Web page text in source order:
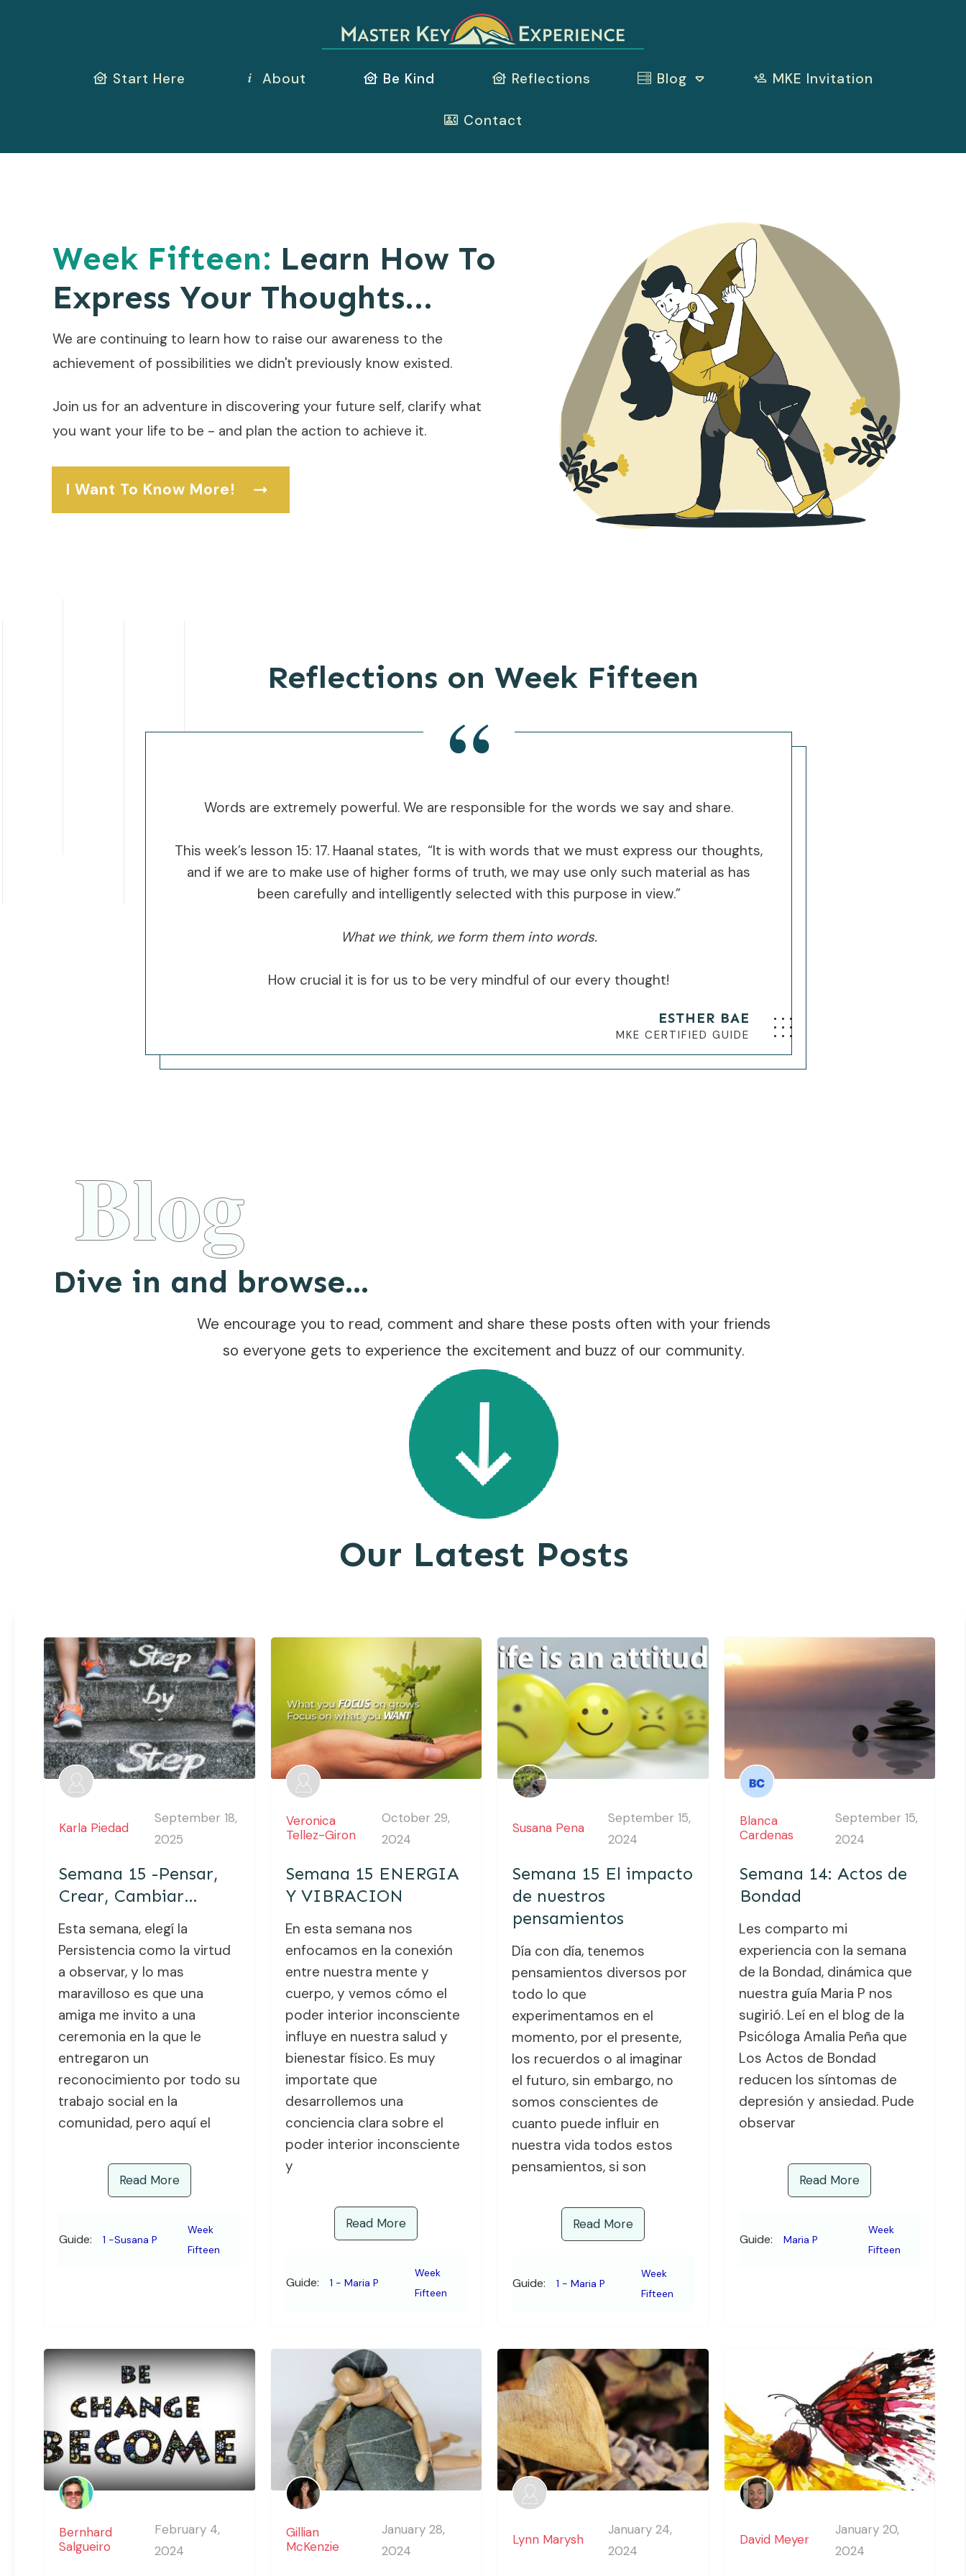
Start Here About Be Kind Reflections Blog MKE Invitation
Contact
Week Fifteen: Learn How To
Express Your Thoughts...
We are continuing to learn how to raise our awareness to the
achievement of possibilities we didn't previously know existed.
Join us for an adventure in discovering your future self, clarify what
you want your life to be - and plan the action to achieve it.
I Want To Know More!
Reflections on Week Fifteen
“
Words are extremely powerful. We are responsible for the words we say and share.
This week’s lesson 15: 17. Haanal states, “It is with words that we must express our thoughts,
and if we are to make use of higher forms of truth, we may use only such material as has
been carefully and intelligently selected with this purpose in view.”
What we think, we form them into words.
How crucial it is for us to be very mindful of our every thought!
ESTHER BAE
MKE CERTIFIED GUIDE
Blog
Dive in and browse...
We encourage you to read, comment and share these posts often with your friends
so everyone gets to experience the excitement and buzz of our community.
Our Latest Posts
Karla Piedad
September 18,
2025
Semana 15 -Pensar,
Crear, Cambiar…
Esta semana, elegí la
Persistencia como la virtud
a observar, y lo mas
maravilloso es que una
amiga me invito a una
ceremonia en la que le
entregaron un
reconocimiento por todo su
trabajo social en la
comunidad, pero aquí el
Read More
Guide: 1 -Susana P
Week
Fifteen
Veronica
Tellez-Giron
October 29,
2024
Semana 15 ENERGIA
Y VIBRACION
En esta semana nos
enfocamos en la conexión
entre nuestra mente y
cuerpo, y vemos cómo el
poder interior inconsciente
influye en nuestra salud y
bienestar físico. Es muy
importate que
desarrollemos una
conciencia clara sobre el
poder interior inconsciente
y
Read More
Guide: 1 - Maria P
Week
Fifteen
Susana Pena
September 15,
2024
Semana 15 El impacto
de nuestros
pensamientos
Día con día, tenemos
pensamientos diversos por
todo lo que
experimentamos en el
momento, por el presente,
los recuerdos o al imaginar
el futuro, sin embargo, no
somos conscientes de
cuanto puede influir en
nuestra vida todos estos
pensamientos, si son
Read More
Guide: 1 - Maria P
Week
Fifteen
Blanca
Cardenas
September 15,
2024
Semana 14: Actos de
Bondad
Les comparto mi
experiencia con la semana
de la Bondad, dinámica que
nuestra guía Maria P nos
sugirió. Leí en el blog de la
Psicóloga Amalia Peña que
Los Actos de Bondad
reducen los síntomas de
depresión y ansiedad. Pude
observar
Read More
Guide: Maria P
Week
Fifteen
Bernhard
Salgueiro
February 4,
2024
Gillian
McKenzie
January 28,
2024
Lynn Marysh
January 24,
2024
David Meyer
January 20,
2024